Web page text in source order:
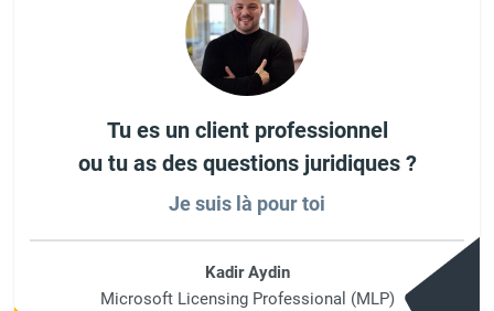
Tu es un client professionnel
ou tu as des questions juridiques ?
Je suis là pour toi
Kadir Aydin
Microsoft Licensing Professional (MLP)